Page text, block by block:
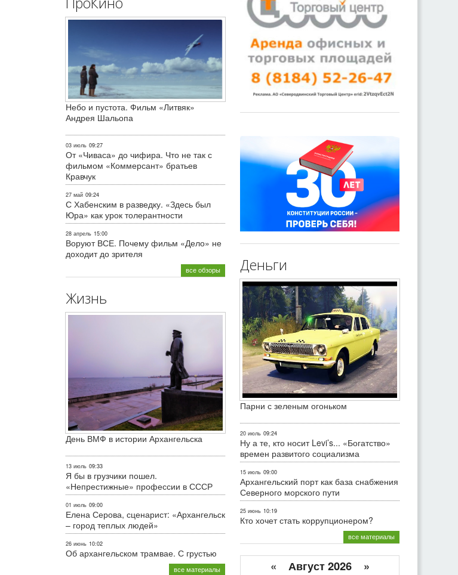
Небо и пустота. Фильм «Литвяк»
Андрея Шальопа
03 июль 09:27
От «Чиваса» до чифира. Что не так с
фильмом «Коммерсант» братьев
Кравчук
27 май 09:24
С Хабенским в разведку. «Здесь был
Юра» как урок толерантности
28 апрель 15:00
Воруют ВСЕ. Почему фильм «Дело» не
доходит до зрителя
все обзоры
Жизнь
День ВМФ в истории Архангельска
13 июль 09:33
Я бы в грузчики пошел.
«Непрестижные» профессии в СССР
01 июль 09:00
Елена Серова, сценарист: «Архангельск
– город теплых людей»
26 июнь 10:02
Об архангельском трамвае. С грустью
все материалы
Деньги
Парни с зеленым огоньком
20 июль 09:24
Ну а те, кто носит Levi’s... «Богатство»
времен развитого социализма
15 июль 09:00
Архангельский порт как база снабжения
Северного морского пути
25 июнь 10:19
Кто хочет стать коррупционером?
все материалы
« Август 2026 »